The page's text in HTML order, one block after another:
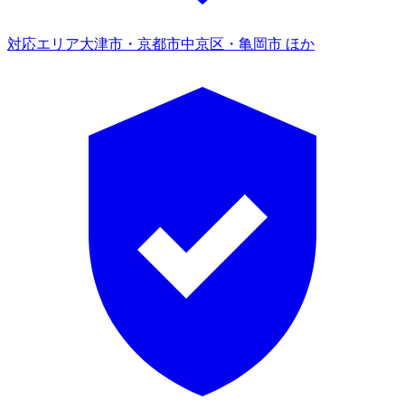
対応エリア大津市・京都市中京区・亀岡市 ほか